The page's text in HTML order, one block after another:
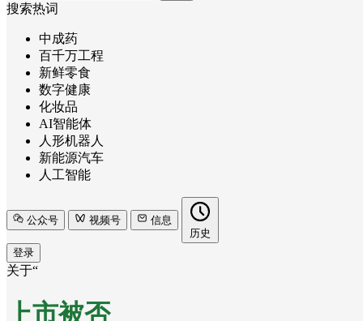
搜索热词
中成药
百千万工程
新鲜零食
数字健康
化妆品
AI智能体
人形机器人
新能源汽车
人工智能
公众号 视频号
信息
历史
登录
关于“
上市被否